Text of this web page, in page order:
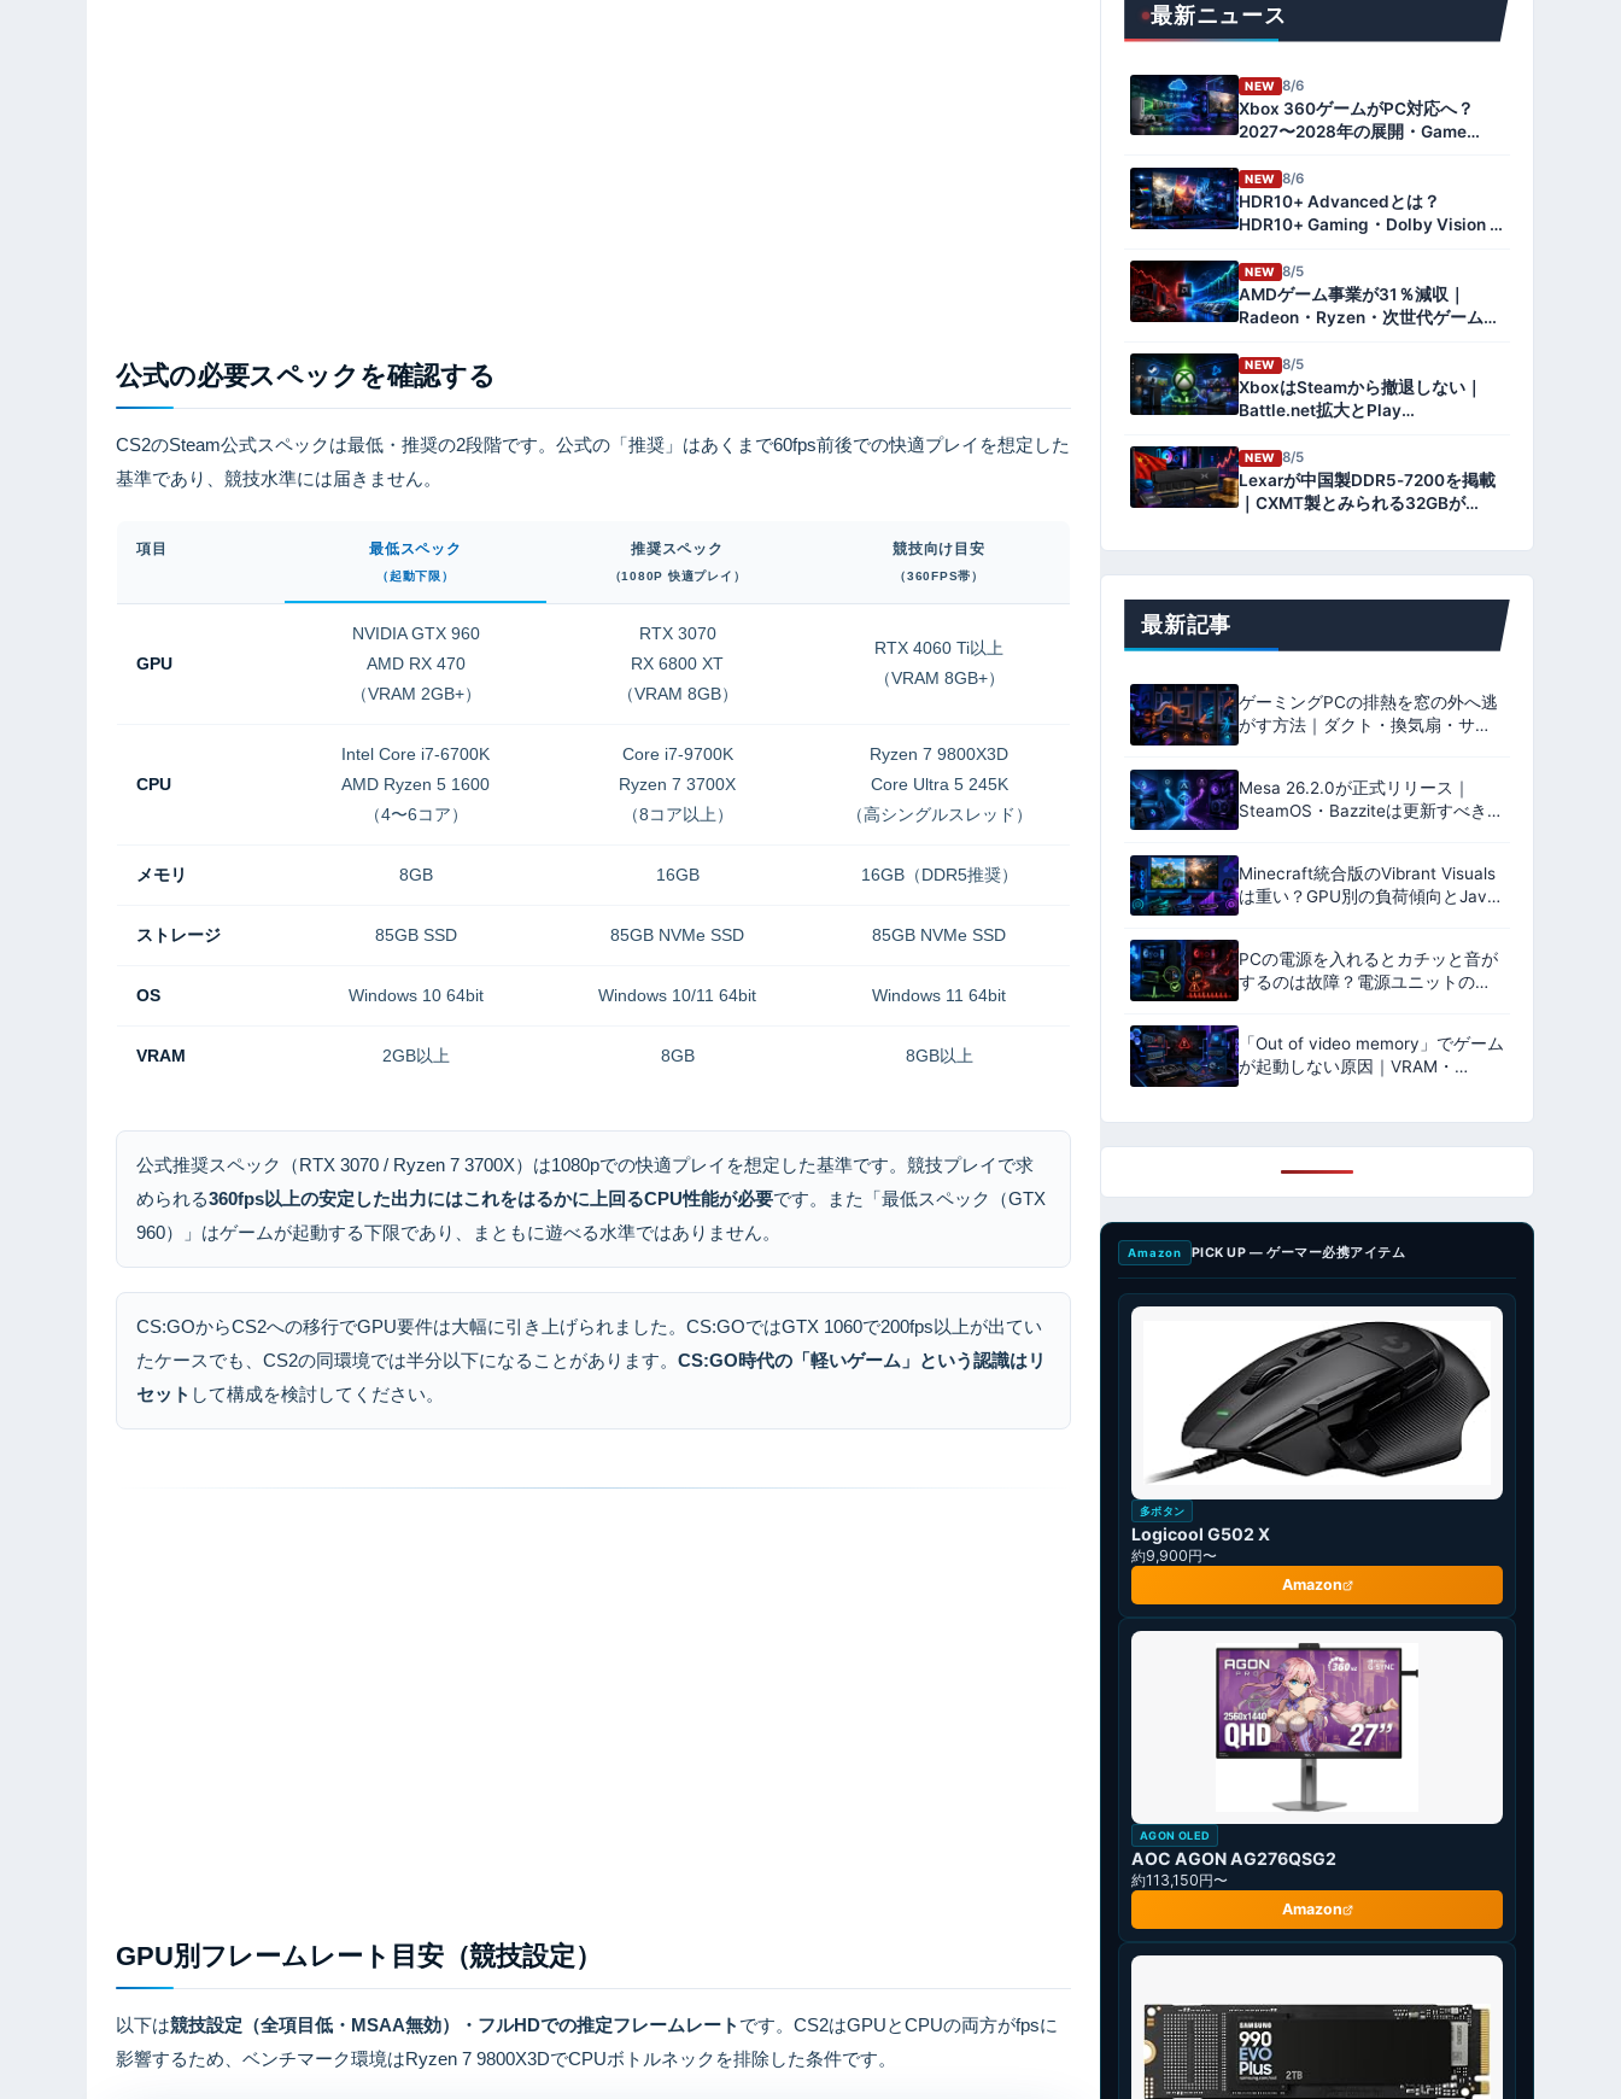
公式の必要スペックを確認する
CS2のSteam公式スペックは最低・推奨の2段階です。公式の「推奨」はあくまで60fps前後での快適プレイを想定した
基準であり、競技水準には届きません。
項目 最低スペック
（起動下限）
推奨スペック
（1080P 快適プレイ）
競技向け目安
（360FPS帯）
GPU
NVIDIA GTX 960
AMD RX 470
（VRAM 2GB+）
RTX 3070
RX 6800 XT
（VRAM 8GB）
RTX 4060 Ti以上
（VRAM 8GB+）
CPU
Intel Core i7-6700K
AMD Ryzen 5 1600
（4〜6コア）
Core i7-9700K
Ryzen 7 3700X
（8コア以上）
Ryzen 7 9800X3D
Core Ultra 5 245K
（高シングルスレッド）
メモリ 8GB 16GB 16GB（DDR5推奨）
ストレージ 85GB SSD 85GB NVMe SSD 85GB NVMe SSD
OS Windows 10 64bit Windows 10/11 64bit Windows 11 64bit
VRAM 2GB以上 8GB 8GB以上
公式推奨スペック（RTX 3070 / Ryzen 7 3700X）は1080pでの快適プレイを想定した基準です。競技プレイで求
められる360fps以上の安定した出力にはこれをはるかに上回るCPU性能が必要です。また「最低スペック（GTX
960）」はゲームが起動する下限であり、まともに遊べる水準ではありません。
CS:GOからCS2への移行でGPU要件は大幅に引き上げられました。CS:GOではGTX 1060で200fps以上が出てい
たケースでも、CS2の同環境では半分以下になることがあります。 CS:GO時代の「軽いゲーム」という認識はリ
セット して構成を検討してください。
GPU別フレームレート目安（競技設定）
以下は競技設定（全項目低・MSAA無効）・フルHDでの推定フレームレート です。CS2はGPUとCPUの両方がfpsに
影響するため、ベンチマーク環境はRyzen 7 9800X3DでCPUボトルネックを排除した条件です。
最新ニュース
NEW 8/6
Xbox 360ゲームがPC対応へ？
2027〜2028年の展開・Game
説NEW 8/6
HDR10+ Advancedとは？
HDR10+ Gaming・Dolby Vision 2
【2026年版】
NEW 8/5
AMDゲーム事業が31％減収｜
Radeon・Ryzen・次世代ゲーム機
解説【2026年8月】
NEW 8/5
XboxはSteamから撤退しない｜
Battle.net拡大とPlay
いを検証
NEW 8/5
Lexarが中国製DDR5-7200を掲載
｜CXMT製とみられる32GBが
最新記事
ゲーミングPCの排熱を窓の外へ逃
がす方法｜ダクト・換気扇・サー
キュレーター4方式の効果と設置・
防犯・騒音の注意点【2026年版】
Mesa 26.2.0が正式リリース｜
SteamOS・Bazziteは更新すべき？
変更点を解説
Minecraft統合版のVibrant Visuals
は重い？GPU別の負荷傾向とJava
版影MODとの違い【2026年版】
PCの電源を入れるとカチッと音が
するのは故障？電源ユニットの正
常なリレー音と危険な連続音の見
分け方を解説【2026年版】
「Out of video memory」でゲーム
が起動しない原因｜VRAM・
RAM・仮想メモリ・ドライバーを
Amazon PICK UP — ゲーマー必携アイテム
多ボタン
Logicool G502 X
約9,900円〜
Amazon
AGON OLED
AOC AGON AG276QSG2
約113,150円〜
Amazon